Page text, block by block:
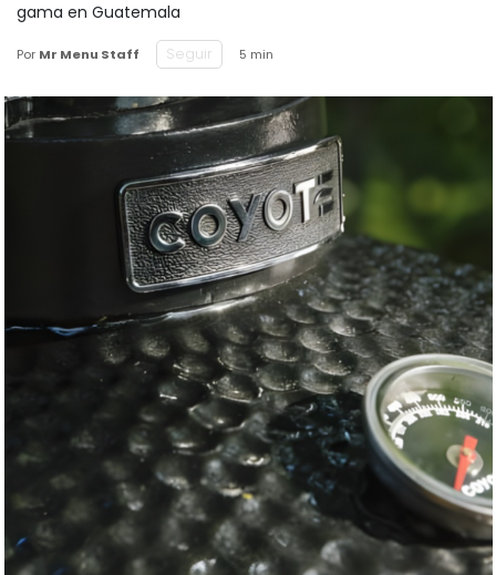
gama en Guatemala
Por Mr Menu Staff Seguir 5 min